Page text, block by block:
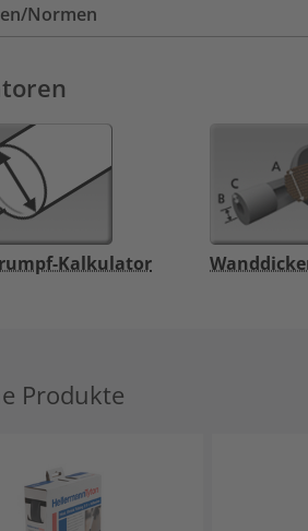
Normen
Kalkulator
Produkte